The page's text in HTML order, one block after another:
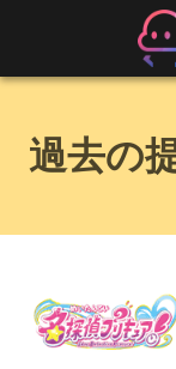
過去の